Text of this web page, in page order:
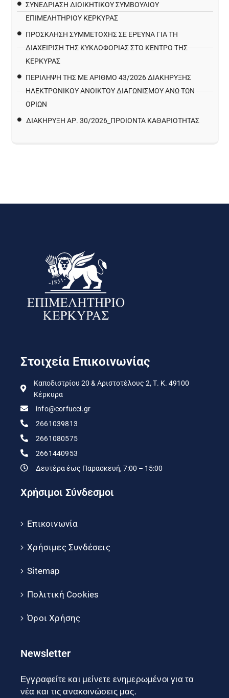
ΣΥΝΕΔΡΙΑΣΗ ΔΙΟΙΚΗΤΙΚΟΥ ΣΥΜΒΟΥΛΙΟΥ
ΕΠΙΜΕΛΗΤΗΡΙΟΥ ΚΕΡΚΥΡΑΣ
ΠΡΌΣΚΛΗΣΗ ΣΥΜΜΕΤΟΧΉΣ ΣΕ ΈΡΕΥΝΑ ΓΙΑ ΤΗ
ΔΙΑΧΕΊΡΙΣΗ ΤΗΣ ΚΥΚΛΟΦΟΡΊΑΣ ΣΤΟ ΚΈΝΤΡΟ ΤΗΣ
ΚΈΡΚΥΡΑΣ
ΠΕΡΙΛΗΨΗ ΤΗΣ ΜΕ ΑΡΙΘΜΟ 43/2026 ΔΙΑΚΗΡΥΞΗΣ
ΗΛΕΚΤΡΟΝΙΚΟΥ ΑΝΟΙΚΤΟΥ ΔΙΑΓΩΝΙΣΜΟΥ ΑΝΩ ΤΩΝ
ΟΡΙΩΝ
ΔΙΑΚΉΡΥΞΗ ΑΡ. 30/2026_ΠΡΟΙΌΝΤΑ ΚΑΘΑΡΙΌΤΗΤΑΣ
Στοιχεία Επικοινωνίας
Καποδιστρίου 20 & Αριστοτέλους 2, Τ. Κ. 49100
Κέρκυρα
info@corfucci.gr
2661039813
2661080575
2661440953
Δευτέρα έως Παρασκευή, 7:00 – 15:00
Χρήσιμοι Σύνδεσμοι
Επικοινωνία
Χρήσιμες Συνδέσεις
Sitemap
Πολιτική Cookies
Όροι Χρήσης
Newsletter
Εγγραφείτε και μείνετε ενημερωμένοι για τα
νέα και τις ανακοινώσεις μας.